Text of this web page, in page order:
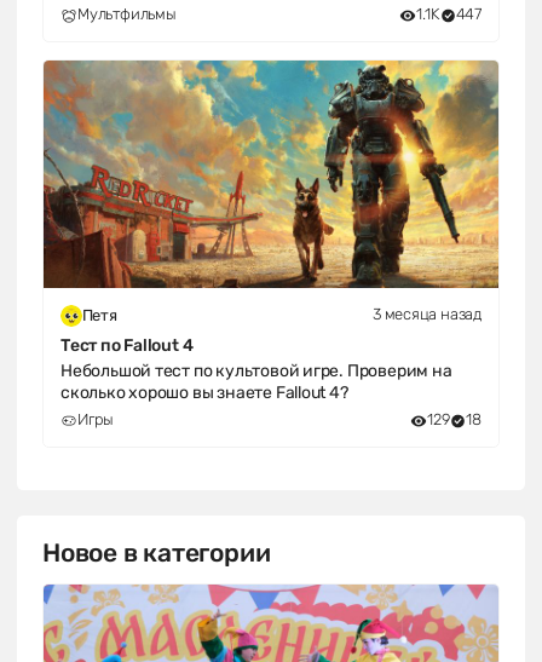
Мультфильмы 1.1K 447
Петя 3 месяца назад
Тест по Fallout 4
Небольшой тест по культовой игре. Проверим на
сколько хорошо вы знаете Fallout 4?
Игры 129 18
Новое в категории